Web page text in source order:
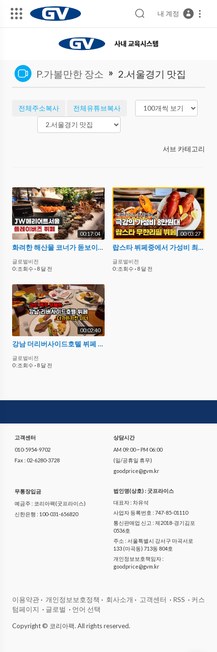
내 계정
P.가볼만한 장소 » 2.서울경기 맛집
전체주소복사 전체유튜브복사
서브 카테고리
00:17:04
화려한 해산물 코너가 돋보이는 플레이버즈 2025년 근황 I JW 메리어트 호텔 서울 뷔페 플레이버즈 방문 후기 I 메뉴 소개 I 할인 및 주차 정보
글로벌비전
0 :조회수 · 8 달 전
00:03:27
랍스타 뷔페중에서 가성비 최강인 곳?! 리버사이드 호텔 더 가든키친
글로벌비전
0 :조회수 · 8 달 전
00:02:40
강남 더리버사이드호텔 뷔페 88,000원에 와인 맥주 무제한까지? 더가든키친 디너 솔직 후기?️
글로벌비전
0 :조회수 · 8 달 전
고객센터
010-5954-9702
Fax : 02-6280-3728
상담시간
AM 09:00 ~ PM 06:00
(일/공휴일 휴무)
goodprice@gvm.kr
무통장입금
예금주 : 코리아팩(굿프라이스)
신한은행 : 100-031-656820
법인명(상호) : 굿프라이스
대표자 : 차유석
사업자 등록번호 : 747-85-01110
통신판매업 신고 : 제2018-경기김포
0536호
주소 : 서울특별시 강서구 마곡서로
133 (마곡동) 713동 804호
개인정보보호책임자 :
goodprice@gvm.kr
이용약관 · 개인정보보호정책 · 회사소개 · 고객센터 · RSS · 커스
텀페이지 · 글로벌 · 언어 선택
Copyright © 코리아팩. All rights reserved.